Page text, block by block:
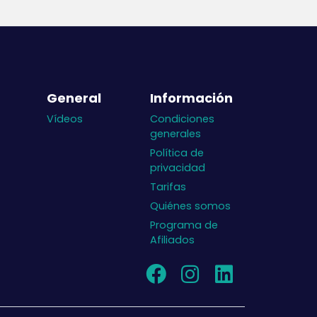
General
Vídeos
Información
Condiciones
generales
Política de
privacidad
Tarifas
Quiénes somos
Programa de
Afiliados